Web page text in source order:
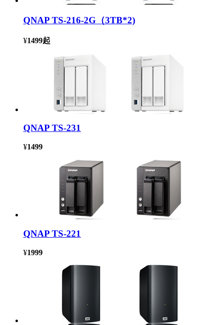
QNAP TS-216-2G（3TB*2)
¥1499起
QNAP TS-231
¥1499
QNAP TS-221
¥1999